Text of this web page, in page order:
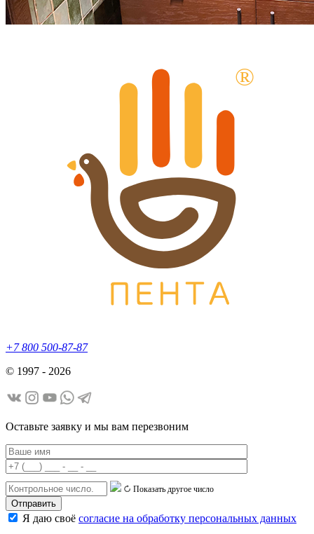
+7 800 500-87-87
© 1997 - 2026
Оставьте заявку и мы вам перезвоним
Показать другое число
Я даю своё согласие на обработку персональных данных